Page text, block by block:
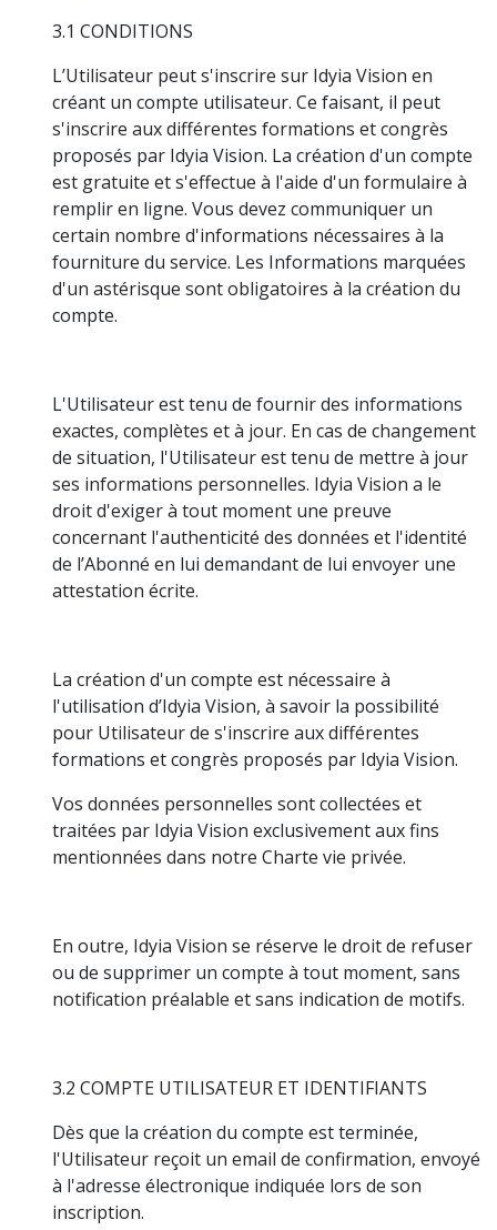
3.1 CONDITIONS
L’Utilisateur peut s'inscrire sur Idyia Vision en
créant un compte utilisateur. Ce faisant, il peut
s'inscrire aux différentes formations et congrès
proposés par Idyia Vision. La création d'un compte
est gratuite et s'effectue à l'aide d'un formulaire à
remplir en ligne. Vous devez communiquer un
certain nombre d'informations nécessaires à la
fourniture du service. Les Informations marquées
d'un astérisque sont obligatoires à la création du
compte.
L'Utilisateur est tenu de fournir des informations
exactes, complètes et à jour. En cas de changement
de situation, l'Utilisateur est tenu de mettre à jour
ses informations personnelles. Idyia Vision a le
droit d'exiger à tout moment une preuve
concernant l'authenticité des données et l'identité
de l’Abonné en lui demandant de lui envoyer une
attestation écrite.
La création d'un compte est nécessaire à
l'utilisation d’Idyia Vision, à savoir la possibilité
pour Utilisateur de s'inscrire aux différentes
formations et congrès proposés par Idyia Vision.
Vos données personnelles sont collectées et
traitées par Idyia Vision exclusivement aux fins
mentionnées dans notre Charte vie privée.
En outre, Idyia Vision se réserve le droit de refuser
ou de supprimer un compte à tout moment, sans
notification préalable et sans indication de motifs.
3.2 COMPTE UTILISATEUR ET IDENTIFIANTS
Dès que la création du compte est terminée,
l'Utilisateur reçoit un email de confirmation, envoyé
à l'adresse électronique indiquée lors de son
inscription.